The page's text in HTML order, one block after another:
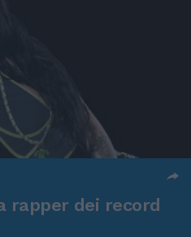
rapper dei record